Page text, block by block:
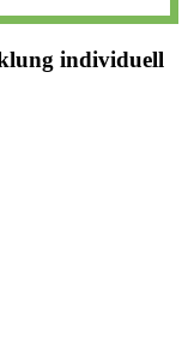
individuell